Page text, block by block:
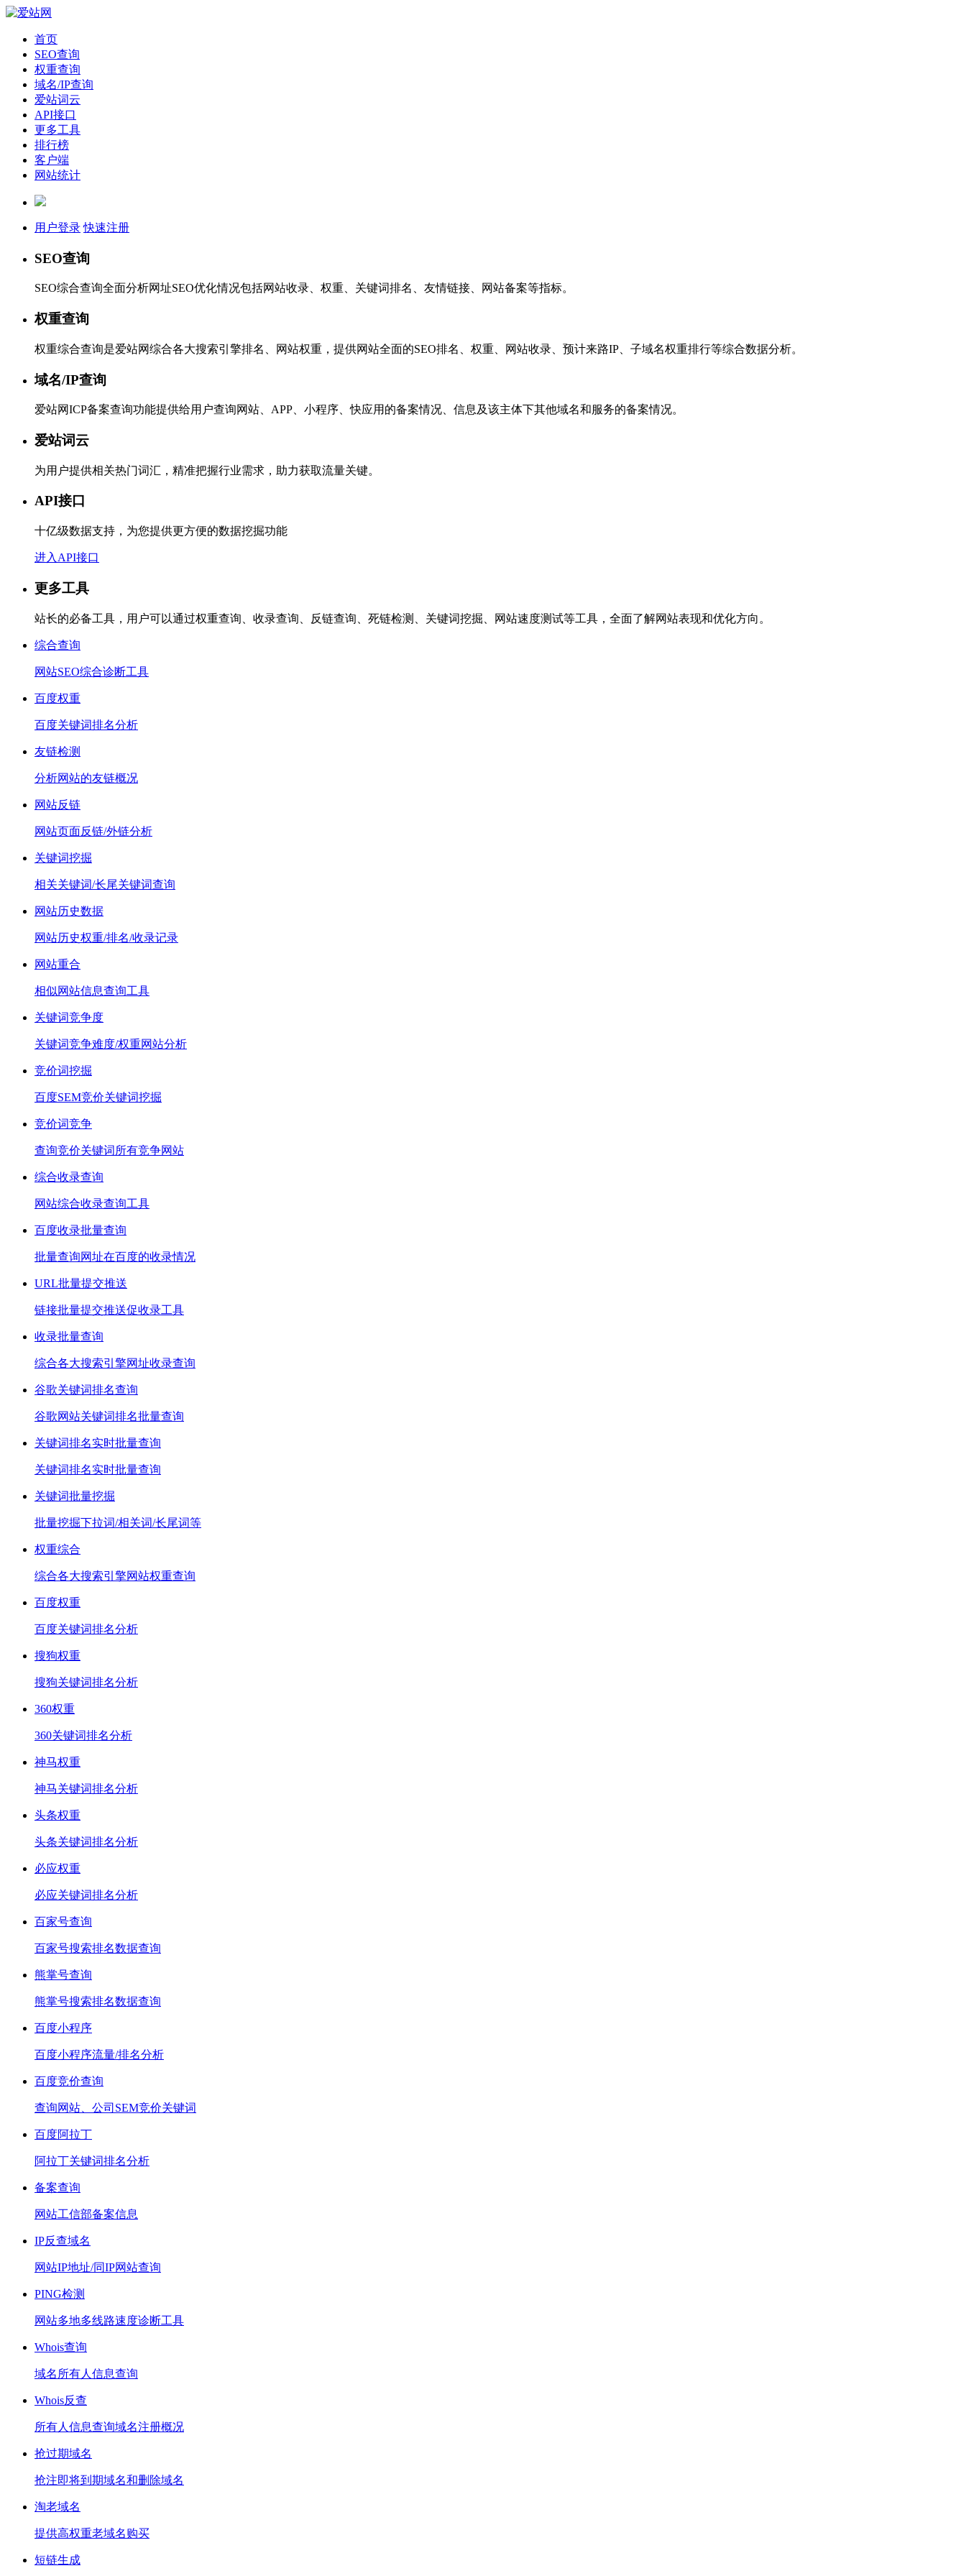
首页
SEO查询
权重查询
域名/IP查询
爱站词云
API接口
更多工具
排行榜
客户端
网站统计
用户登录 快速注册
SEO查询
SEO综合查询全面分析网址SEO优化情况包括网站收录、权重、关键词排名、友情链接、网站备案等指标。
权重查询
权重综合查询是爱站网综合各大搜索引擎排名、网站权重，提供网站全面的SEO排名、权重、网站收录、预计来路IP、子域名权重排行等综合数据分析。
域名/IP查询
爱站网ICP备案查询功能提供给用户查询网站、APP、小程序、快应用的备案情况、信息及该主体下其他域名和服务的备案情况。
爱站词云
为用户提供相关热门词汇，精准把握行业需求，助力获取流量关键。
API接口
十亿级数据支持，为您提供更方便的数据挖掘功能
进入API接口
更多工具
站长的必备工具，用户可以通过权重查询、收录查询、反链查询、死链检测、关键词挖掘、网站速度测试等工具，全面了解网站表现和优化方向。
综合查询
网站SEO综合诊断工具
百度权重
百度关键词排名分析
友链检测
分析网站的友链概况
网站反链
网站页面反链/外链分析
关键词挖掘
相关关键词/长尾关键词查询
网站历史数据
网站历史权重/排名/收录记录
网站重合
相似网站信息查询工具
关键词竞争度
关键词竞争难度/权重网站分析
竞价词挖掘
百度SEM竞价关键词挖掘
竞价词竞争
查询竞价关键词所有竞争网站
综合收录查询
网站综合收录查询工具
百度收录批量查询
批量查询网址在百度的收录情况
URL批量提交推送
链接批量提交推送促收录工具
收录批量查询
综合各大搜索引擎网址收录查询
谷歌关键词排名查询
谷歌网站关键词排名批量查询
关键词排名实时批量查询
关键词排名实时批量查询
关键词批量挖掘
批量挖掘下拉词/相关词/长尾词等
权重综合
综合各大搜索引擎网站权重查询
百度权重
百度关键词排名分析
搜狗权重
搜狗关键词排名分析
360权重
360关键词排名分析
神马权重
神马关键词排名分析
头条权重
头条关键词排名分析
必应权重
必应关键词排名分析
百家号查询
百家号搜索排名数据查询
熊掌号查询
熊掌号搜索排名数据查询
百度小程序
百度小程序流量/排名分析
百度竞价查询
查询网站、公司SEM竞价关键词
百度阿拉丁
阿拉丁关键词排名分析
备案查询
网站工信部备案信息
IP反查域名
网站IP地址/同IP网站查询
PING检测
网站多地多线路速度诊断工具
Whois查询
域名所有人信息查询
Whois反查
所有人信息查询域名注册概况
抢过期域名
抢注即将到期域名和删除域名
淘老域名
提供高权重老域名购买
短链生成